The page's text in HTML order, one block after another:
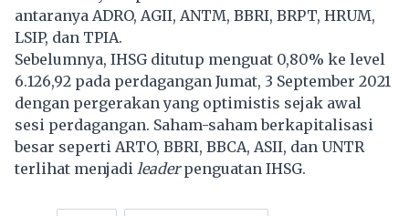
antaranya ADRO, AGII, ANTM, BBRI, BRPT, HRUM,
LSIP, dan TPIA.
Sebelumnya, IHSG ditutup menguat 0,80% ke level
6.126,92 pada perdagangan Jumat, 3 September 2021
dengan pergerakan yang optimistis sejak awal
sesi perdagangan. Saham-saham berkapitalisasi
besar seperti ARTO, BBRI, BBCA, ASII, dan UNTR
terlihat menjadi leaderpenguatan IHSG.